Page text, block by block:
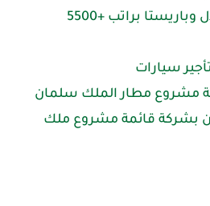
موظف/ة استقبال ونادل وباريستا براتب +5500
سيارات
مشروع مطار الملك سلمان
بشركة قائمة مشروع ملك